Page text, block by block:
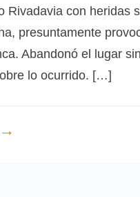
Rivadavia con heridas
presuntamente
Abandonó el lugar
lo ocurrido. […]